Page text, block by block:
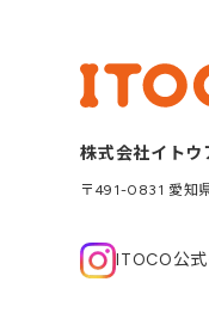
株式会社イトウ
〒491-0831 愛知
ITOCO公